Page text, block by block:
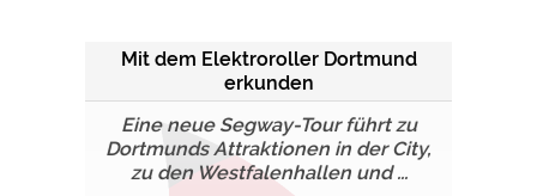
Mit dem Elektroroller Dortmund
erkunden
Eine neue Segway-Tour führt zu
Dortmunds Attraktionen in der City,
zu den Westfalenhallen und ...